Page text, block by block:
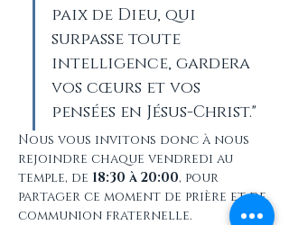
paix de Dieu, qui
surpasse toute
intelligence, gardera
vos cœurs et vos
pensées en Jésus-Christ."
Nous vous invitons donc à nous
rejoindre chaque vendredi au
temple, de 18:30 à 20:00, pour
partager ce moment de prière et de
communion fraternelle.